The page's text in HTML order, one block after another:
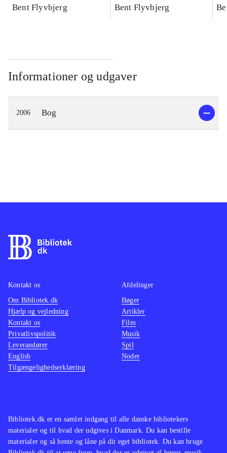
konkretes videnskab
Bent Flyvbjerg
konkretes videnskab
Bent Flyvbjerg
Informationer og udgaver
2006 Bog
Bibliotek.dk er en samlet indgang til alle danske bibliotekers
materialer og til hvad der udgives i Danmark. Du kan bestille
materialer og så hente og låne på dit eget bibliotek. Du kan bruge
Kontakt os
Om Bibliotek.dk
Hjælp og vejledning
Kontakt os
Privatlivspolitik
Leverandører
English
Tilgængelighedserklæring
Afdelinger
Bøger
Artikler
Film
Musik
Spil
Noder